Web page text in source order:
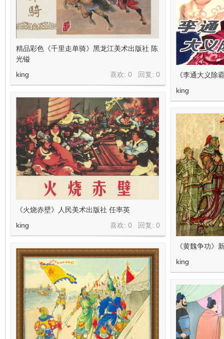
精品彩色《千里走单骑》黑龙江美术出版社 陈
光镒
喜欢: 0 回复: 0
king
《李通大义除
king
《火烧赤壁》人民美术出版社 任率英
喜欢: 0 回复: 0
king
《黄魏争功》
king